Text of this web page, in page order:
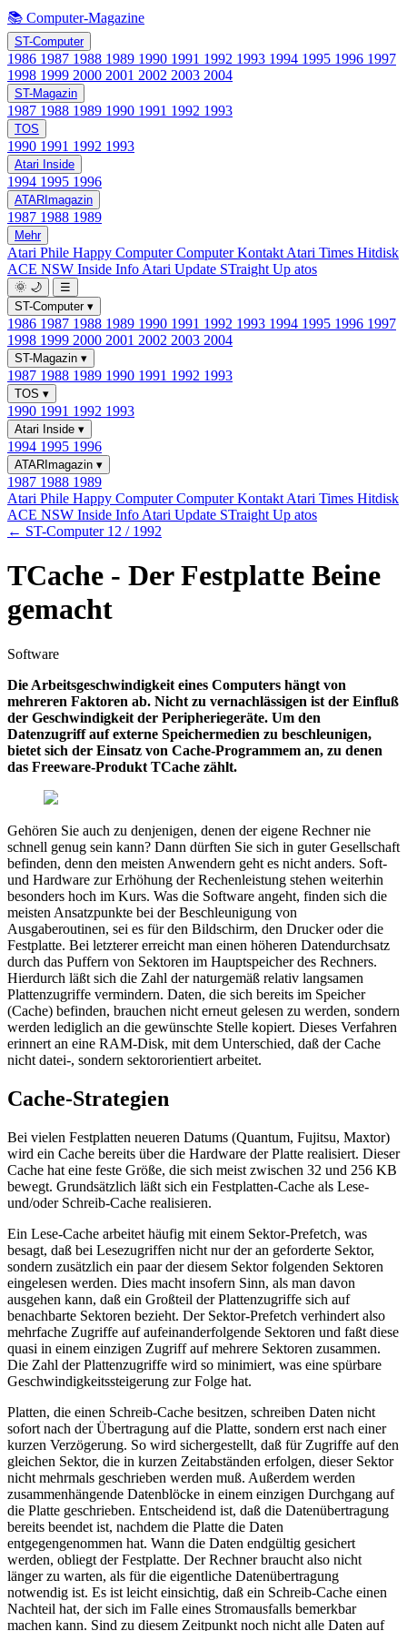
📚 Computer-Magazine
ST-Computer
1986 1987 1988 1989 1990 1991 1992 1993 1994 1995 1996 1997
1998 1999 2000 2001 2002 2003 2004
ST-Magazin
1987 1988 1989 1990 1991 1992 1993
TOS
1990 1991 1992 1993
Atari Inside
1994 1995 1996
ATARImagazin
1987 1988 1989
Mehr
Atari Phile Happy ComputerComputer Kontakt Atari Times Hitdisk
ACE NSW Inside Info Atari Update STraight Up atos
🌞 🌙
☰
ST-Computer ▾
1986 1987 1988 1989 1990 1991 1992 1993 1994 1995 1996 1997
1998 1999 2000 2001 2002 2003 2004
ST-Magazin ▾
1987 1988 1989 1990 1991 1992 1993
TOS ▾
1990 1991 1992 1993
Atari Inside ▾
1994 1995 1996
ATARImagazin ▾
1987 1988 1989
Atari Phile Happy ComputerComputer Kontakt Atari Times Hitdisk
ACE NSW Inside Info Atari Update STraight Up atos
← ST-Computer 12 / 1992
TCache - Der Festplatte Beine
gemacht
Software
Die Arbeitsgeschwindigkeit eines Computers hängt von
mehreren Faktoren ab. Nicht zu vernachlässigen ist der Einfluß
der Geschwindigkeit der Peripheriegeräte. Um den
Datenzugriff auf externe Speichermedien zu beschleunigen,
bietet sich der Einsatz von Cache-Programmem an, zu denen
das Freeware-Produkt TCache zählt.
Gehören Sie auch zu denjenigen, denen der eigene Rechner nie
schnell genug sein kann? Dann dürften Sie sich in guter Gesellschaft
befinden, denn den meisten Anwendern geht es nicht anders. Soft-
und Hardware zur Erhöhung der Rechenleistung stehen weiterhin
besonders hoch im Kurs. Was die Software angeht, finden sich die
meisten Ansatzpunkte bei der Beschleunigung von
Ausgaberoutinen, sei es für den Bildschirm, den Drucker oder die
Festplatte. Bei letzterer erreicht man einen höheren Datendurchsatz
durch das Puffern von Sektoren im Hauptspeicher des Rechners.
Hierdurch läßt sich die Zahl der naturgemäß relativ langsamen
Plattenzugriffe vermindern. Daten, die sich bereits im Speicher
(Cache) befinden, brauchen nicht erneut gelesen zu werden, sondern
werden lediglich an die gewünschte Stelle kopiert. Dieses Verfahren
erinnert an eine RAM-Disk, mit dem Unterschied, daß der Cache
nicht datei-, sondern sektororientiert arbeitet.
Cache-Strategien
Bei vielen Festplatten neueren Datums (Quantum, Fujitsu, Maxtor)
wird ein Cache bereits über die Hardware der Platte realisiert. Dieser
Cache hat eine feste Größe, die sich meist zwischen 32 und 256 KB
bewegt. Grundsätzlich läßt sich ein Festplatten-Cache als Lese-
und/oder Schreib-Cache realisieren.
Ein Lese-Cache arbeitet häufig mit einem Sektor-Prefetch, was
besagt, daß bei Lesezugriffen nicht nur der an geforderte Sektor,
sondern zusätzlich ein paar der diesem Sektor folgenden Sektoren
eingelesen werden. Dies macht insofern Sinn, als man davon
ausgehen kann, daß ein Großteil der Plattenzugriffe sich auf
benachbarte Sektoren bezieht. Der Sektor-Prefetch verhindert also
mehrfache Zugriffe auf aufeinanderfolgende Sektoren und faßt diese
quasi in einem einzigen Zugriff auf mehrere Sektoren zusammen.
Die Zahl der Plattenzugriffe wird so minimiert, was eine spürbare
Geschwindigkeitssteigerung zur Folge hat.
Platten, die einen Schreib-Cache besitzen, schreiben Daten nicht
sofort nach der Übertragung auf die Platte, sondern erst nach einer
kurzen Verzögerung. So wird sichergestellt, daß für Zugriffe auf den
gleichen Sektor, die in kurzen Zeitabständen erfolgen, dieser Sektor
nicht mehrmals geschrieben werden muß. Außerdem werden
zusammenhängende Datenblöcke in einem einzigen Durchgang auf
die Platte geschrieben. Entscheidend ist, daß die Datenübertragung
bereits beendet ist, nachdem die Platte die Daten
entgegengenommen hat. Wann die Daten endgültig gesichert
werden, obliegt der Festplatte. Der Rechner braucht also nicht
länger zu warten, als für die eigentliche Datenübertragung
notwendig ist. Es ist leicht einsichtig, daß ein Schreib-Cache einen
Nachteil hat, der sich im Falle eines Stromausfalls bemerkbar
machen kann. Sind zu diesem Zeitpunkt noch nicht alle Daten auf